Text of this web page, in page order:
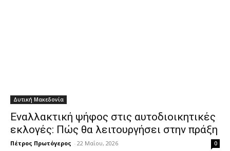
Δυτική Μακεδονία
Εναλλακτική ψήφος στις αυτοδιοικητικές
εκλογές: Πώς θα λειτουργήσει στην πράξη
Πέτρος Πρωτόγερος - 22 Μαΐου, 2026 0